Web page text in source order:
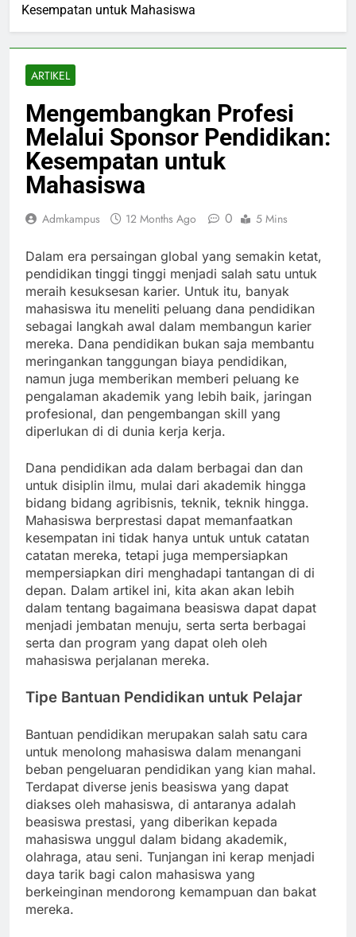
Kesempatan untuk Mahasiswa
ARTIKEL
Mengembangkan Profesi
Melalui Sponsor Pendidikan:
Kesempatan untuk
Mahasiswa
Admkampus 12 Months Ago 0 5 Mins
Dalam era persaingan global yang semakin ketat,
pendidikan tinggi tinggi menjadi salah satu untuk
meraih kesuksesan karier. Untuk itu, banyak
mahasiswa itu meneliti peluang dana pendidikan
sebagai langkah awal dalam membangun karier
mereka. Dana pendidikan bukan saja membantu
meringankan tanggungan biaya pendidikan,
namun juga memberikan memberi peluang ke
pengalaman akademik yang lebih baik, jaringan
profesional, dan pengembangan skill yang
diperlukan di di dunia kerja kerja.
Dana pendidikan ada dalam berbagai dan dan
untuk disiplin ilmu, mulai dari akademik hingga
bidang bidang agribisnis, teknik, teknik hingga.
Mahasiswa berprestasi dapat memanfaatkan
kesempatan ini tidak hanya untuk untuk catatan
catatan mereka, tetapi juga mempersiapkan
mempersiapkan diri menghadapi tantangan di di
depan. Dalam artikel ini, kita akan akan lebih
dalam tentang bagaimana beasiswa dapat dapat
menjadi jembatan menuju, serta serta berbagai
serta dan program yang dapat oleh oleh
mahasiswa perjalanan mereka.
Tipe Bantuan Pendidikan untuk Pelajar
Bantuan pendidikan merupakan salah satu cara
untuk menolong mahasiswa dalam menangani
beban pengeluaran pendidikan yang kian mahal.
Terdapat diverse jenis beasiswa yang dapat
diakses oleh mahasiswa, di antaranya adalah
beasiswa prestasi, yang diberikan kepada
mahasiswa unggul dalam bidang akademik,
olahraga, atau seni. Tunjangan ini kerap menjadi
daya tarik bagi calon mahasiswa yang
berkeinginan mendorong kemampuan dan bakat
mereka.